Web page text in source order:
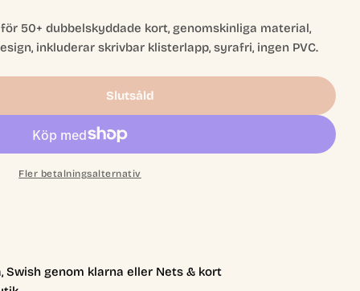
Öppna media
50+ dubbelskyddade kort, genomskinliga material,
inkluderar skrivbar klisterlapp, syrafri, ingen PVC.
Slutsåld
Fler betalningsalternativ
Swish genom klarna eller Nets & kort